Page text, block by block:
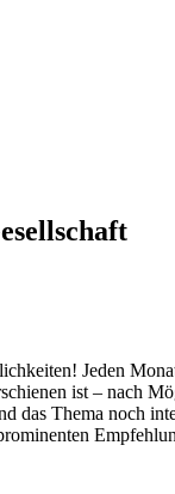
Jeden
ist – nach
Thema noch